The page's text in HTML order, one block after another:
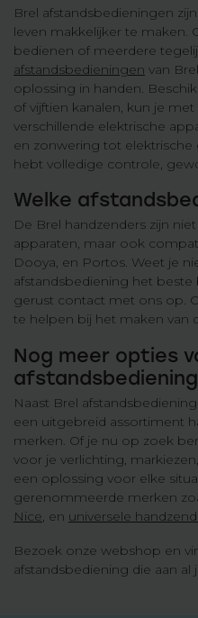
Brel afstandsbedieningen
leven makkelijker te maken.
bedienen of meerdere
afstandsbedieningen van
oplossing in handen.
of vijftien kanalen, kun je
verschillende elektrische
en zonwering tot elektrische
hebt volledige controle,
Welke
De Brel handzenders zijn
apparaten, maar ook
Dooya, en Portos. Weet je
afstandsbediening het
gerust contact met ons op.
te helpen bij het maken van
Nog meer opties
Naast Brel
een uitgebreid assortiment
merken. Of je nu op zoek
voor je verlichting,
een oplossing voor elke
gerenommeerde merken
Nice, en universele
Bezoek onze webshop en
afstandsbediening die aan